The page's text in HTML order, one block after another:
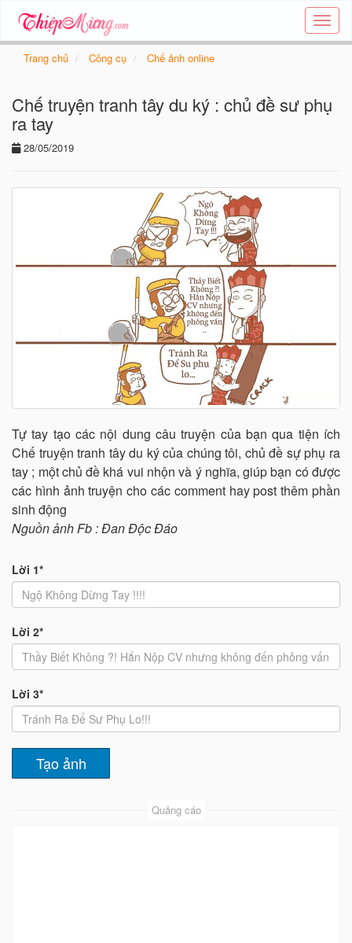
Tạo
thiệp
các
chủ
Trang chủ Công cụ Chế ảnh online
Chế truyện tranh tây du ký : chủ đề sư phụ
ra tay
28/05/2019
Tự tay tạo các nội dung câu truyện của bạn qua tiện ích
Chế truyện tranh tây du ký của chúng tôi, chủ đề sự phụ ra
tay ; một chủ đề khá vui nhộn và ý nghĩa, giúp bạn có được
các hình ảnh truyện cho các comment hay post thêm phần
sinh động
Nguồn ảnh Fb : Đan Độc Đáo
Lời 1*
Lời 2*
Lời 3*
Quảng cáo